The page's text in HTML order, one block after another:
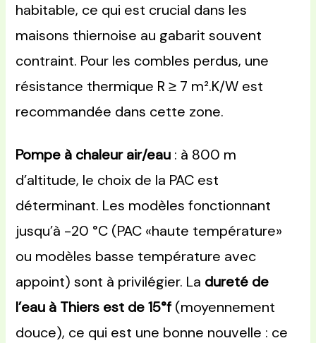
habitable, ce qui est crucial dans les
maisons thiernoise au gabarit souvent
contraint. Pour les combles perdus, une
résistance thermique R ≥ 7 m².K/W est
recommandée dans cette zone.
Pompe à chaleur air/eau : à 800 m
d’altitude, le choix de la PAC est
déterminant. Les modèles fonctionnant
jusqu’à -20 °C (PAC «haute température»
ou modèles basse température avec
appoint) sont à privilégier. La dureté de
l’eau à Thiers est de 15°f (moyennement
douce), ce qui est une bonne nouvelle : ce